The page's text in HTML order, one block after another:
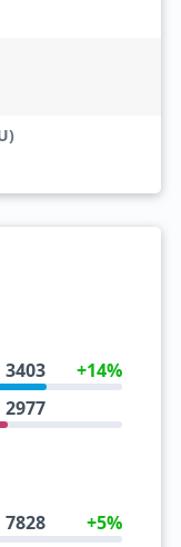
3403 +14%
2977
7828 +5%